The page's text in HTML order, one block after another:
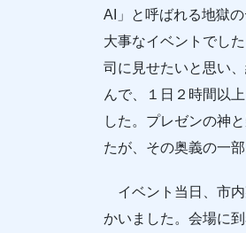
AI」と呼ばれる地獄
大事なイベントでし
司に見せたいと思い
んで、１日２時間以
した。プレゼンの神
たが、その奥義の一
イベント当日、市内
かいました。会場に